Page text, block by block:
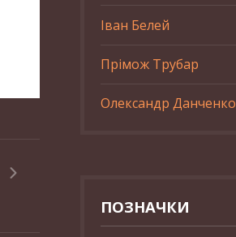
Іван Белей
Прімож Трубар
Олександр Данченко
ПОЗНАЧКИ